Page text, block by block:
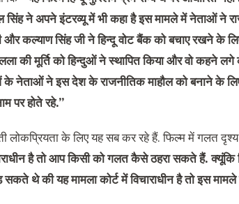
ने अपने इंटरव्यू में भी कहा है इस मामले में नेताओं ने
और कल्याण सिंह जी ने हिन्दूवोट बैंकको बचाए रखने के
की मूर्ति को हिन्दुओं ने स्थापित किया और वो कहने लगे
नेताओं ने इस देश के राजनीतिक माहौल को बनाने के
पर होते रहे.”
लोकप्रियता के लिए यह सब कर रहे हैं. फिल्म में गलत
है तो आप किसी को गलत कैसे ठहरा सकते हैं. क्यूंकि
थे की यह मामला कोर्ट में विचाराधीन है तो इस मामले